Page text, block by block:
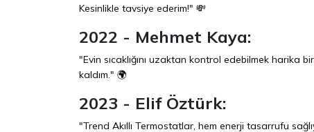
Kesinlikle tavsiye ederim!" 💸
2022 - Mehmet Kaya:
"Evin sıcaklığını uzaktan kontrol edebilmek harika
kaldım." 🌍
2023 - Elif Öztürk:
"Trend Akıllı Termostatlar, hem enerji tasarrufu